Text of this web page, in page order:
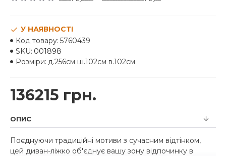
136215 грн.
У НАЯВНОСТІ
Код товару: 5760439
SKU: 001898
Розміри: д.256см ш.102см в.102см
ОПИС
Поєднуючи традиційні мотиви з сучасним відтінком,
цей диван-ліжко об'єднує вашу зону відпочинку в